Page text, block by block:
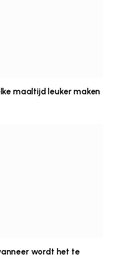
maaltijd leuker maken
wordt het te